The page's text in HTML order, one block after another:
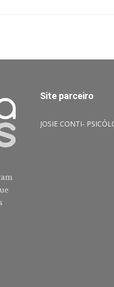
Site parceiro
JOSIE CONTI-